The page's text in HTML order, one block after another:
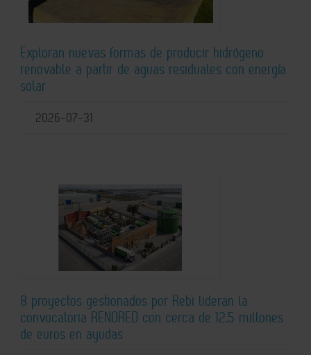
Exploran nuevas formas de producir hidrógeno
renovable a partir de aguas residuales con energía
solar
2026-07-31
8 proyectos gestionados por Rebi lideran la
convocatoria RENORED con cerca de 12,5 millones
de euros en ayudas